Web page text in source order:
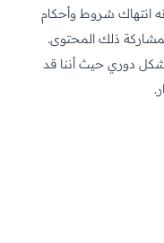
انتهاك شروط وأحكام
ذلك المحتوى.
دوري حيث أننا قد